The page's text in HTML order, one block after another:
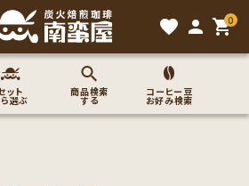
favorite person 0
shopping_cart
ット
選ぶ
商品検索
する
コーヒー豆
お好み検索